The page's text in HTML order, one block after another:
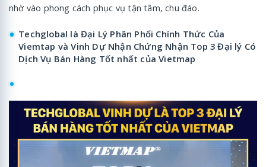
nhờ vào phong cách phục vụ tận tâm, chu đáo.
Techglobal là Đại Lý Phân Phối Chính Thức Của
Viemtap và Vinh Dự Nhận Chứng Nhận Top 3 Đại lý Có
Dịch Vụ Bán Hàng Tốt nhất của Vietmap